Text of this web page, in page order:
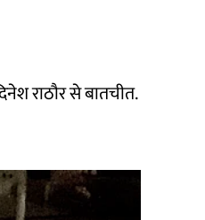
राठौर से बातचीत.